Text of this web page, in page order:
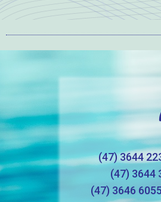
(47) 3644
(47) 3644
(47) 3646